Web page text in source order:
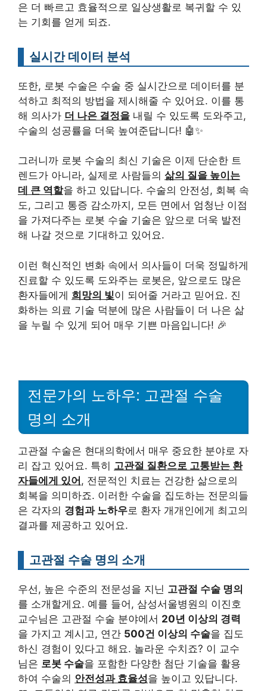
은 더 빠르고 효율적으로 일상생활로 복귀할 수 있
는 기회를 얻게 되죠.
실시간 데이터 분석
또한, 로봇 수술은 수술 중 실시간으로 데이터를 분
석하고 최적의 방법을 제시해줄 수 있어요. 이를 통
해 의사가 더 나은 결정을 내릴 수 있도록 도와주고,
수술의 성공률을 더욱 높여준답니다! 🤖✨
그러니까 로봇 수술의 최신 기술은 이제 단순한 트
렌드가 아니라, 실제로 사람들의 삶의 질을 높이는
데 큰 역할을 하고 있답니다. 수술의 안전성, 회복 속
도, 그리고 통증 감소까지, 모든 면에서 엄청난 이점
을 가져다주는 로봇 수술 기술은 앞으로 더욱 발전
해 나갈 것으로 기대하고 있어요.
이런 혁신적인 변화 속에서 의사들이 더욱 정밀하게
진료할 수 있도록 도와주는 로봇은, 앞으로도 많은
환자들에게 희망의 빛이 되어줄 거라고 믿어요. 진
화하는 의료 기술 덕분에 많은 사람들이 더 나은 삶
을 누릴 수 있게 되어 매우 기쁜 마음입니다! 🎉
전문가의 노하우: 고관절 수술
명의 소개
고관절 수술은 현대의학에서 매우 중요한 분야로 자
리 잡고 있어요. 특히 고관절 질환으로 고통받는 환
자들에게 있어, 전문적인 치료는 건강한 삶으로의
회복을 의미하죠. 이러한 수술을 집도하는 전문의들
은 각자의 경험과 노하우로 환자 개개인에게 최고의
결과를 제공하고 있어요.
고관절 수술 명의 소개
우선, 높은 수준의 전문성을 지닌 고관절 수술 명의
를 소개할게요. 예를 들어, 삼성서울병원의 이진호
교수님은 고관절 수술 분야에서 20년 이상의 경력
을 가지고 계시고, 연간 500건 이상의 수술을 집도
하신 경험이 있다고 해요. 놀라운 수치죠? 이 교수
님은 로봇 수술을 포함한 다양한 첨단 기술을 활용
하여 수술의 안전성과 효율성을 높이고 있답니다.